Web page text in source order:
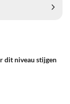
dit niveau stijgen